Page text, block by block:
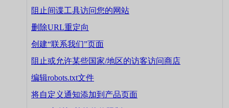
阻止间谍工具访问您的网站
删除URL重定向
创建“联系我们”页面
阻止或允许某些国家/地区的访客访问商店
编辑robots.txt文件
将自定义通知添加到产品页面